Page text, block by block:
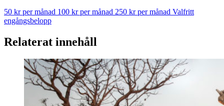
50 kr per månad 100 kr per månad 250 kr per månad Valfritt
engångsbelopp
Relaterat innehåll